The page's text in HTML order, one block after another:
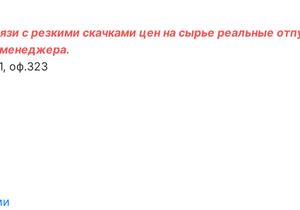
с резкими скачками цен на сырье реальные
оф.323